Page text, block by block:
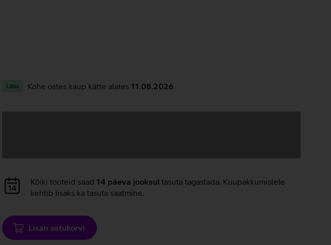
Laos Kohe ostes kaup kätte alates 11.08.2026
Andmete
laadimine
Kõiki tooteid saad 14 päeva jooksul tasuta tagastada. Kuupakkumistele
kehtib lisaks ka tasuta saatmine.
Lisan ostukorvi